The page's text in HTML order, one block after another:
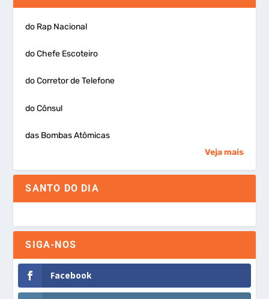
do Rap Nacional
do Chefe Escoteiro
do Corretor de Telefone
do Cônsul
das Bombas Atômicas
Veja mais
SANTO DO DIA
SIGA-NOS
Facebook